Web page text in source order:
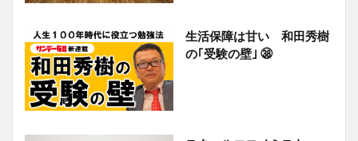
生活保障は甘い 和田秀樹
の｢受験の壁｣ ㊳